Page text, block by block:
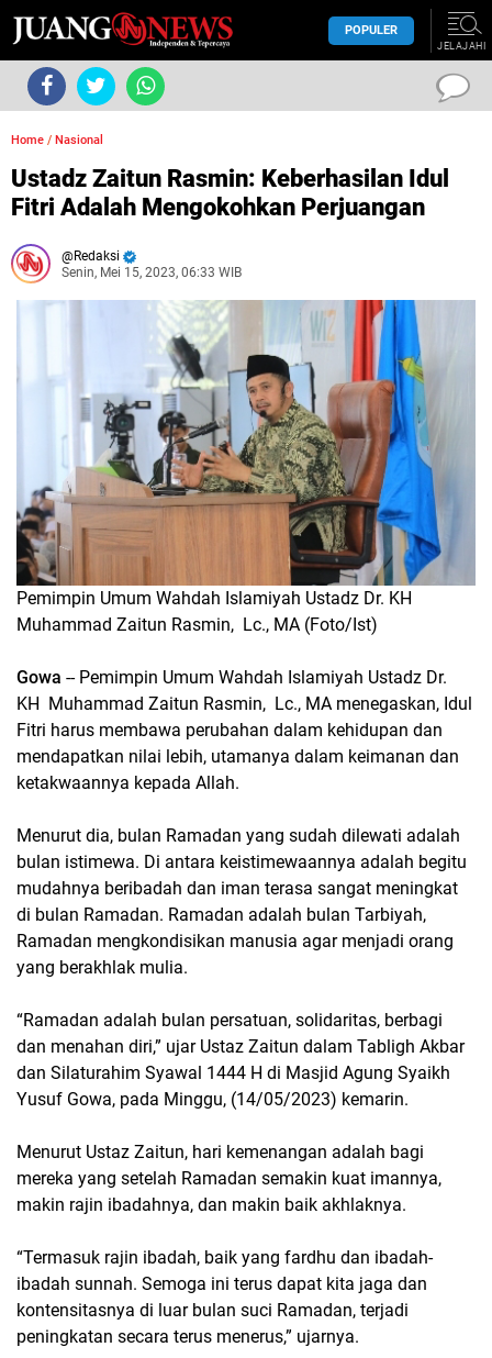
POPULER
JELAJAHI
Home / Nasional
Ustadz Zaitun Rasmin: Keberhasilan Idul
Fitri Adalah Mengokohkan Perjuangan
Redaksi
Senin, Mei 15, 2023, 06:33 WIB
Pemimpin Umum Wahdah Islamiyah Ustadz Dr. KH
Muhammad Zaitun Rasmin, Lc., MA (Foto/Ist)
Gowa -- Pemimpin Umum Wahdah Islamiyah Ustadz Dr.
KH Muhammad Zaitun Rasmin, Lc., MA menegaskan, Idul
Fitri harus membawa perubahan dalam kehidupan dan
mendapatkan nilai lebih, utamanya dalam keimanan dan
ketakwaannya kepada Allah.
Menurut dia, bulan Ramadan yang sudah dilewati adalah
bulan istimewa. Di antara keistimewaannya adalah begitu
mudahnya beribadah dan iman terasa sangat meningkat
di bulan Ramadan. Ramadan adalah bulan Tarbiyah,
Ramadan mengkondisikan manusia agar menjadi orang
yang berakhlak mulia.
“Ramadan adalah bulan persatuan, solidaritas, berbagi
dan menahan diri,” ujar Ustaz Zaitun dalam Tabligh Akbar
dan Silaturahim Syawal 1444 H di Masjid Agung Syaikh
Yusuf Gowa, pada Minggu, (14/05/2023) kemarin.
Menurut Ustaz Zaitun, hari kemenangan adalah bagi
mereka yang setelah Ramadan semakin kuat imannya,
makin rajin ibadahnya, dan makin baik akhlaknya.
“Termasuk rajin ibadah, baik yang fardhu dan ibadah-
ibadah sunnah. Semoga ini terus dapat kita jaga dan
kontensitasnya di luar bulan suci Ramadan, terjadi
peningkatan secara terus menerus,” ujarnya.